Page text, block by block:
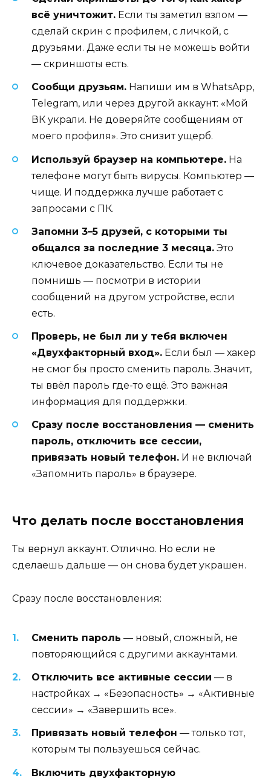
всё уничтожит. Если ты заметил взлом —
сделай скрин с профилем, с личкой, с
друзьями. Даже если ты не можешь войти
— скриншоты есть.
Сообщи друзьям. Напиши им в WhatsApp,
Telegram, или через другой аккаунт: «Мой
ВК украли. Не доверяйте сообщениям от
моего профиля». Это снизит ущерб.
Используй браузер на компьютере. На
телефоне могут быть вирусы. Компьютер —
чище. И поддержка лучше работает с
запросами с ПК.
Запомни 3–5 друзей, с которыми ты
общался за последние 3 месяца. Это
ключевое доказательство. Если ты не
помнишь — посмотри в истории
сообщений на другом устройстве, если
есть.
Проверь, не был ли у тебя включен
«Двухфакторный вход». Если был — хакер
не смог бы просто сменить пароль. Значит,
ты ввёл пароль где-то ещё. Это важная
информация для поддержки.
Сразу после восстановления — сменить
пароль, отключить все сессии,
привязать новый телефон. И не включай
«Запомнить пароль» в браузере.
Что делать после восстановления
Ты вернул аккаунт. Отлично. Но если не
сделаешь дальше — он снова будет украшен.
Сразу после восстановления:
Сменить пароль — новый, сложный, не
повторяющийся с другими аккаунтами.
Отключить все активные сессии — в
настройках → «Безопасность» → «Активные
сессии» → «Завершить все».
Привязать новый телефон — только тот,
которым ты пользуешься сейчас.
Включить двухфакторную